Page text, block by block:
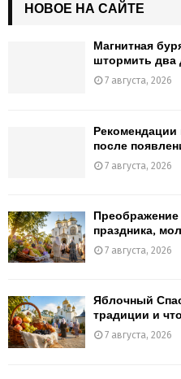
НОВОЕ НА САЙТЕ
Магнитная
штормить два
7 августа, 2026
Рекомендации
после
7 августа, 2026
Преображение
праздника,
7 августа, 2026
Яблочный
традиции и
7 августа, 2026